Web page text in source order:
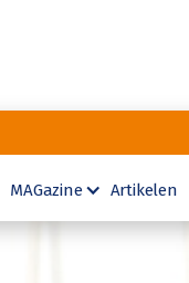
MAGazine Artikelen